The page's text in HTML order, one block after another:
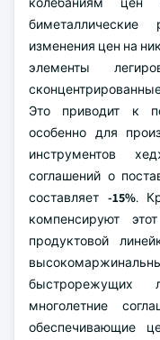
изменения цен на
элементы
Это приводит к
особенно для
инструментов
соглашений о
составляет -15%.
компенсируют
продуктовой
многолетние
обеспечивающие